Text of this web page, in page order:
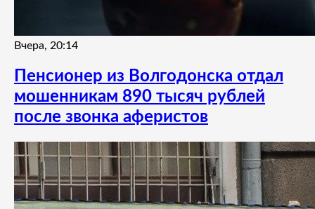
Вчера, 20:14
Пенсионер из Волгодонска отдал
мошенникам 890 тысяч рублей
после звонка аферистов